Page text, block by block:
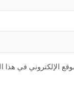
الإلكتروني في هذا